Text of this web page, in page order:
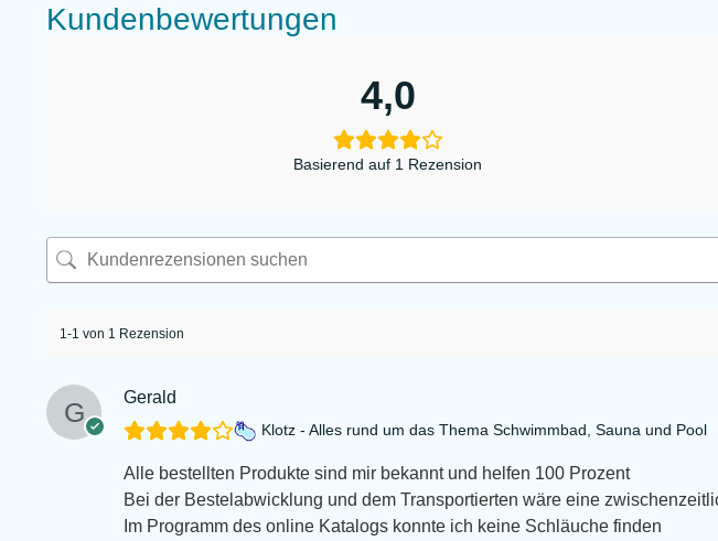
Kundenbewertungen
4,0
Basierend auf 1 Rezension
1-1 von 1 Rezension
Gerald
Klotz - Alles rund um das Thema Schwimmbad, Sauna und Pool
Alle bestellten Produkte sind mir bekannt und helfen 100 Prozent
Bei der Bestelabwicklung und dem Transportierten wäre eine
Im Programm des online Katalogs konnte ich keine Schläuche finden